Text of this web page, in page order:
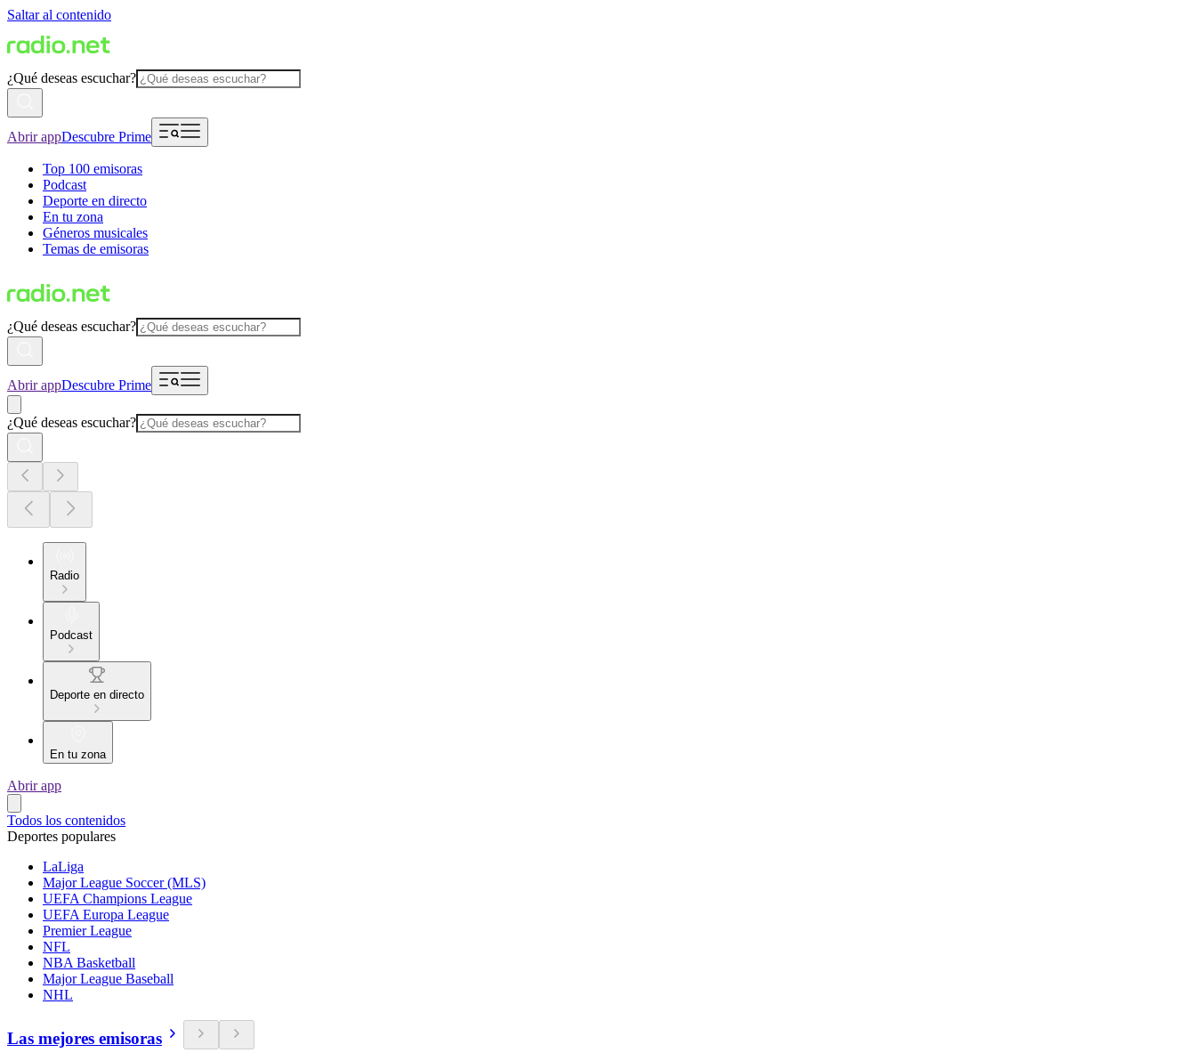
Saltar al contenido
¿Qué deseas escuchar?
Abrir appDescubre Prime
Top 100 emisoras
Podcast
Deporte en directo
En tu zona
Géneros musicales
Temas de emisoras
¿Qué deseas escuchar?
Abrir appDescubre Prime
¿Qué deseas escuchar?
Radio
Podcast
Deporte en directo
En tu zona
Abrir app
Todos los contenidos
Deportes populares
LaLiga
Major League Soccer (MLS)
UEFA Champions League
UEFA Europa League
Premier League
NFL
NBA Basketball
Major League Baseball
NHL
Las mejores emisoras